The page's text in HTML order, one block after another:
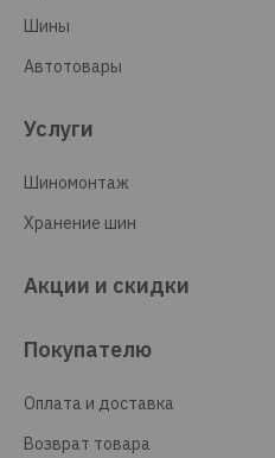
Шины
Автотовары
Услуги
Шиномонтаж
Хранение шин
Акции и скидки
Покупателю
Оплата и доставка
Возврат товара